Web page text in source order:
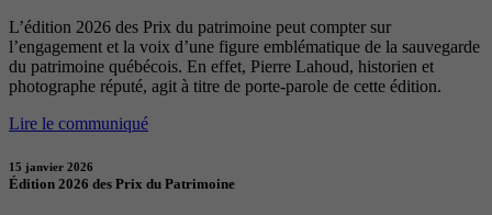
L’édition 2026 des Prix du patrimoine peut compter sur
l’engagement et la voix d’une figure emblématique de la sauvegarde
du patrimoine québécois. En effet, Pierre Lahoud, historien et
photographe réputé, agit à titre de porte-parole de cette édition.
Lire le communiqué
15 janvier 2026
Édition 2026 des Prix du Patrimoine